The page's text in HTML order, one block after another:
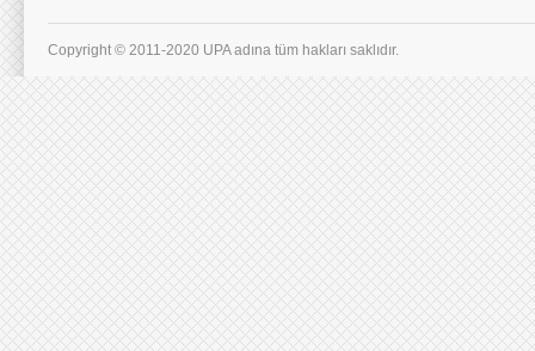
Copyright © 2011-2020 UPA adına tüm hakları saklıdır.